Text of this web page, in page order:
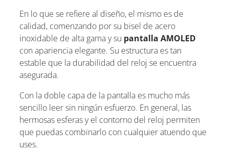
En lo que se refiere al diseño, el mismo es de
calidad, comenzando por su bisel de acero
inoxidable de alta gama y su pantalla AMOLED
con apariencia elegante. Su estructura es tan
estable que la durabilidad del reloj se encuentra
asegurada.
Con la doble capa de la pantalla es mucho más
sencillo leer sin ningún esfuerzo. En general, las
hermosas esferas y el contorno del reloj permiten
que puedas combinarlo con cualquier atuendo que
uses.